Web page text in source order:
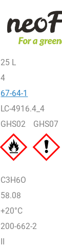
25 L
4
67-64-1
LC-4916.4_4
GHS02 GHS07
C3H6O
58.08
+20°C
200-662-2
II